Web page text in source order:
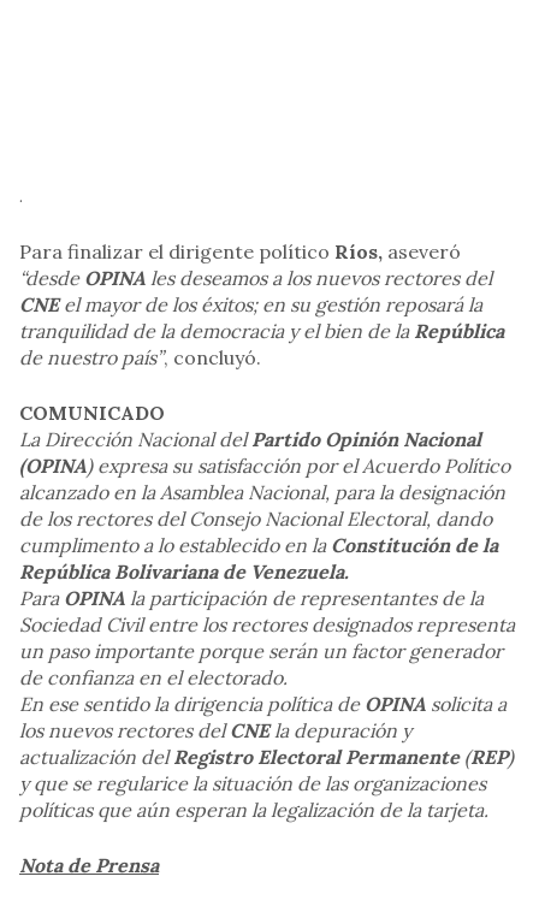
.
Para finalizar el dirigente político Ríos, aseveró
“desde OPINA les deseamos a los nuevos rectores del
CNEel mayor de los éxitos; en su gestión reposará la
tranquilidad de la democracia y el bien de la República
de nuestro país”, concluyó.
COMUNICADO
La Dirección Nacional delPartido Opinión Nacional
(OPINA) expresa su satisfacción por el Acuerdo Político
alcanzado en la Asamblea Nacional, para la designación
de los rectores del Consejo Nacional Electoral, dando
cumplimento a lo establecido en la Constitución de la
República Bolivariana de Venezuela.
Para OPINA la participación de representantes de la
Sociedad Civil entre los rectores designados representa
un paso importante porque serán un factor generador
de confianza en el electorado.
En ese sentido la dirigencia política de OPINA solicita a
los nuevos rectores delCNEla depuración y
actualización delRegistro Electoral Permanente(REP)
y que se regularice la situación de las organizaciones
políticas que aún esperan la legalización de la tarjeta.
Nota de Prensa